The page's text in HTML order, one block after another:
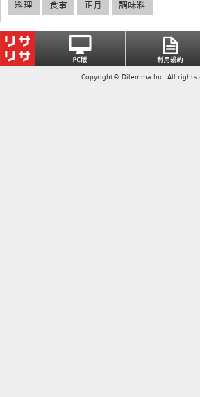
料理 食事 正月 調味料
Copyright© Dilemma Inc. All rights